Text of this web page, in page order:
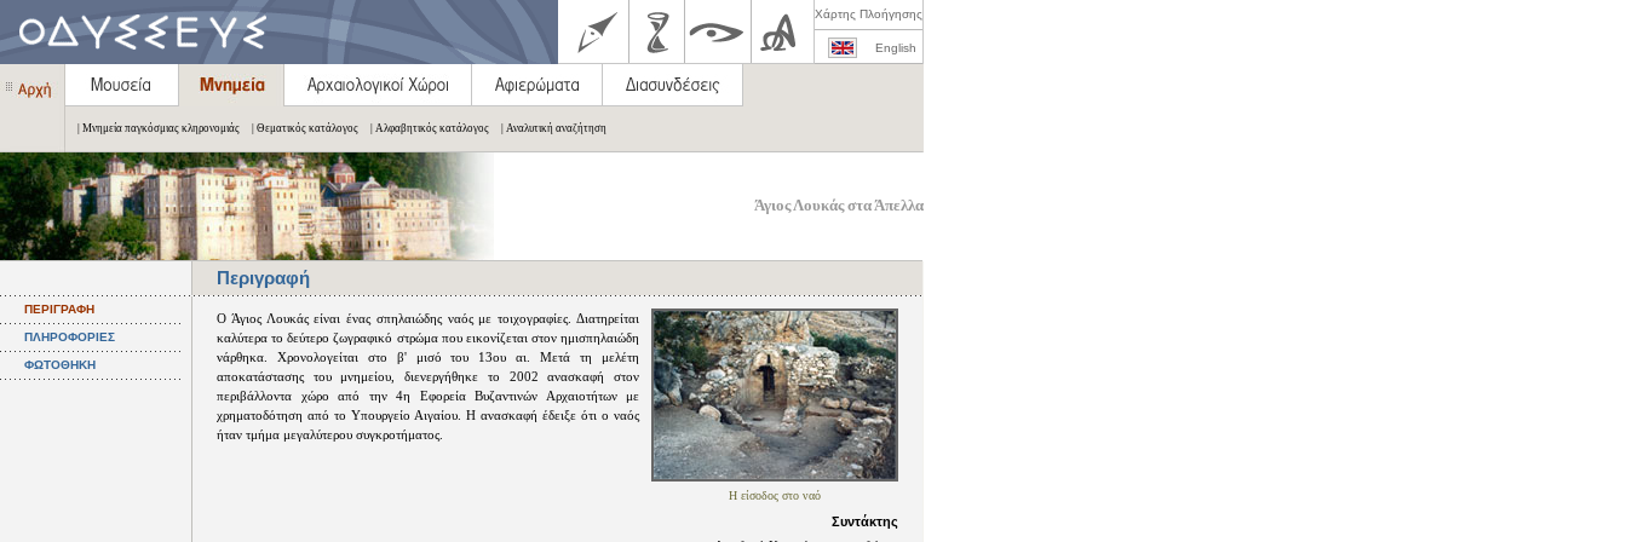
Χάρτης Πλοήγησης
English
| Μνημεία παγκόσμιας κληρονομιάς | Θεματικός κατάλογος | Αλφαβητικός κατάλογος | Αναλυτική αναζήτηση
Άγιος Λουκάς στα Άπελλα
Περιγραφή
ΠΕΡΙΓΡΑΦΗ
ΠΛΗΡΟΦΟΡΙΕΣ
ΦΩΤΟΘΗΚΗ
Η είσοδος στο ναό
Ο Άγιος Λουκάς είναι ένας σπηλαιώδης ναός με τοιχογραφίες. Διατηρείται
καλύτερα το δεύτερο ζωγραφικό στρώμα που εικονίζεται στον ημισπηλαιώδη
νάρθηκα. Χρονολογείται στο β' μισό του 13ου αι. Μετά τη μελέτη
αποκατάστασης του μνημείου, διενεργήθηκε το 2002 ανασκαφή στον
περιβάλλοντα χώρο από την 4η Εφορεία Βυζαντινών Αρχαιοτήτων με
χρηματοδότηση από το Υπουργείο Αιγαίου. Η ανασκαφή έδειξε ότι ο ναός
ήταν τμήμα μεγαλύτερου συγκροτήματος.
Συντάκτης